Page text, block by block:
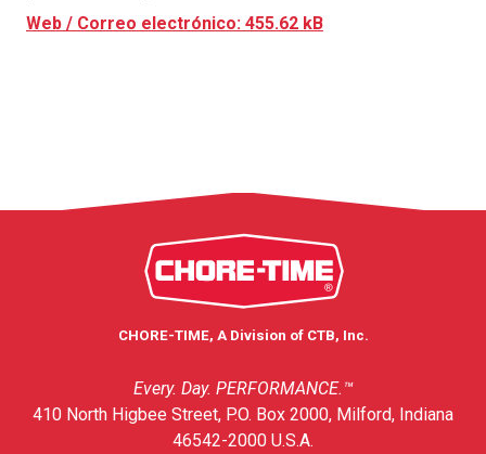
Web / Correo electrónico: 455.62 kB
CHORE-TIME, A Division of CTB, Inc.
Every. Day. PERFORMANCE.™
410 North Higbee Street, P.O. Box 2000, Milford, Indiana
46542-2000 U.S.A.